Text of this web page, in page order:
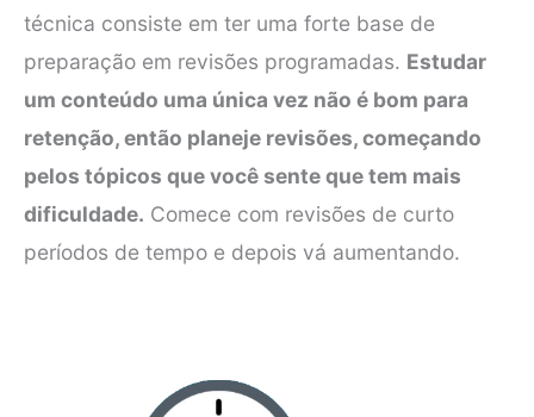
técnica consiste em ter uma forte base de
preparação em revisões programadas. Estudar
um conteúdo uma única vez não é bom para
retenção, então planeje revisões, começando
pelos tópicos que você sente que tem mais
dificuldade. Comece com revisões de curto
períodos de tempo e depois vá aumentando.